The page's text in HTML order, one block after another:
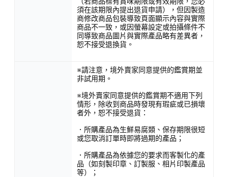
須在該期限內提出退貨申請），但因製造
商修改商品包裝導致頁面顯示內容與實際
商品不一致，或因螢幕設定或拍攝條件不
同導致商品圖片與實際產品略有差異者，
恕不接受退換貨。
※請注意，境外賣家同意提供的鑑賞期並
非試用期。
※境外賣家同意提供的鑑賞期不適用下列
情形，除收到商品時發現有瑕疵或已損壞
者外，恕不接受退貨：
．所購產品為生鮮易腐類、保存期限很短
或您取消訂單時即將過期的產品；
．所購產品為依據您的要求而客製化的產
品（如刻製印章、訂製服、相片印製產品
等）；